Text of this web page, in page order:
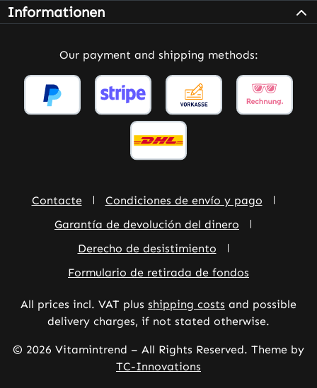
Informationen
Our payment and shipping methods:
Contacte
Condiciones de envío y pago
Garantía de devolución del dinero
Derecho de desistimiento
Formulario de retirada de fondos
All prices incl. VAT plus shipping costs and possible
delivery charges, if not stated otherwise.
© 2026 Vitamintrend – All Rights Reserved. Theme by
TC-Innovations